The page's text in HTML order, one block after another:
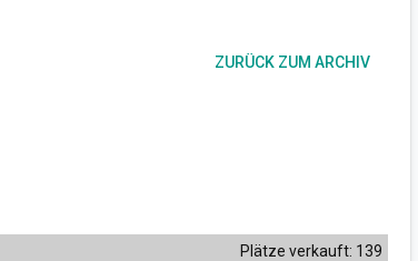
ZURÜCK ZUM ARCHIV
Plätze verkauft: 139